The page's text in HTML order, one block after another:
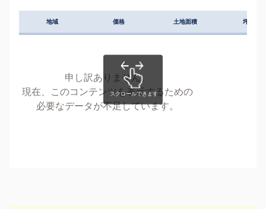
地域 価格 土地面積 坪単価
申し訳ありません。
現在、このコンテンツを表示するための
必要なデータが不足しています。